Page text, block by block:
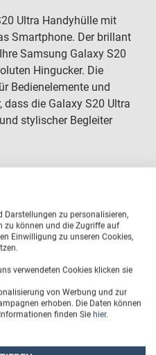
Ultra Handyhülle mit
Smartphone. Der brillant
Samsung Galaxy S20
Hingucker. Die
Bedienelemente und
dass die Galaxy S20 Ultra
stylischer Begleiter
Namen/Foto
S20 Ultra
Darstellungen zu personalisieren,
zu können und die Zugriffe auf
Einwilligung zu unseren Cookies,
verwendeten Cookies klicken sie
von Werbung und zur
erhoben. Die Daten können
finden Sie hier.